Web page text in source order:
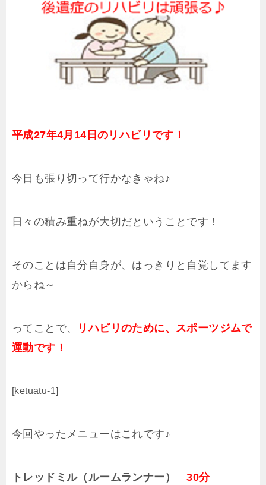
平成27年4月14日のリハビリです！
今日も張り切って行かなきゃね♪
日々の積み重ねが大切だということです！
そのことは自分自身が、はっきりと自覚してます
からね～
ってことで、
リハビリのために、スポーツジムで
運動です！
[ketuatu-1]
今回やったメニューはこれです♪
トレッドミル（ルームランナー）30分